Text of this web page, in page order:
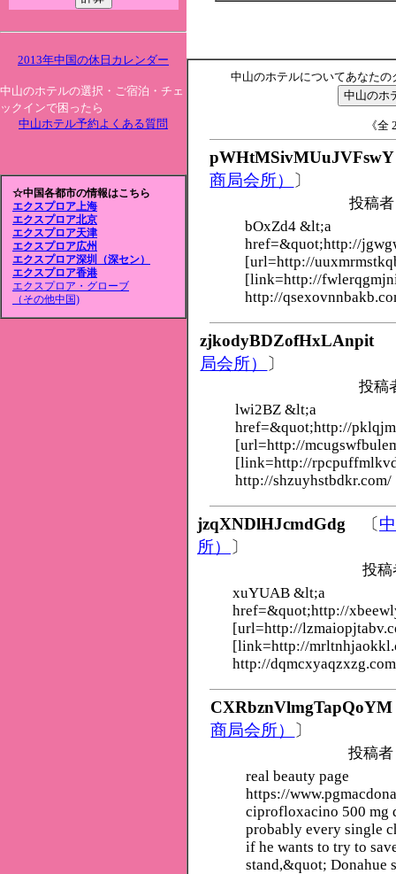
2013年中国の休日カレンダー
中山のホテルの選択・ご宿泊・チェ
ックインで困ったら
中山ホテル予約よくある質問
☆中国各都市の情報はこちら
エクスプロア上海
エクスプロア北京
エクスプロア天津
エクスプロア広州
エクスプロア深圳（深セン）
エクスプロア香港
エクスプロア・グローブ
（その他中国)
中山のホテルについてあなた
《
pWHtMSivMUuJVFswY
商局会所） 〕
投稿
bOxZd4 &lt;a
href=&quot;http://
[url=http://
[link=http://
http://
zjkodyBDZofHxLAnpit
局会所） 〕
投稿
lwi2BZ &lt;a
href=&quot;http://
[url=http://
[link=http://
http://shzuyhstbdkr.com/
jzqXNDlHJcmdGdg 〔
所） 〕
投
xuYUAB &lt;a
href=&quot;http://
[url=http://
[link=http://
http://
CXRbznVlmgTapQoYM
商局会所） 〕
投稿
real beauty page
https://
ciprofloxacino 500 mg
probably every single
if he wants to try to
stand,&quot; Donahue